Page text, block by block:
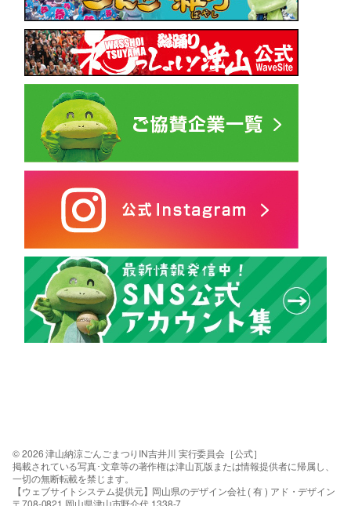
© 2026 津山納涼ごんごまつりIN吉井川 実行委員会［公式］
掲載されている写真･文章等の著作権は津山瓦版または情報提供者に帰属し、
一切の無断転載を禁じます。
【ウェブサイトシステム提供元】岡山県のデザイン会社 ( 有 ) アド・デザイン
〒708-0821 岡山県津山市野介代 1338-7